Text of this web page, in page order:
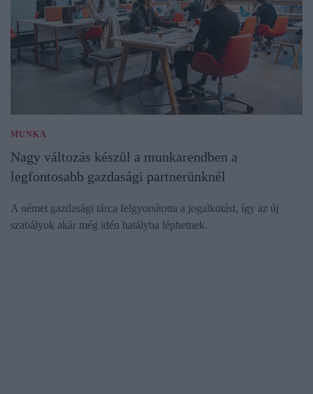
MUNKA
Nagy változás készül a munkarendben a
legfontosabb gazdasági partnerünknél
A német gazdasági tárca felgyorsította a jogalkotást, így az új
szabályok akár még idén hatályba léphetnek.